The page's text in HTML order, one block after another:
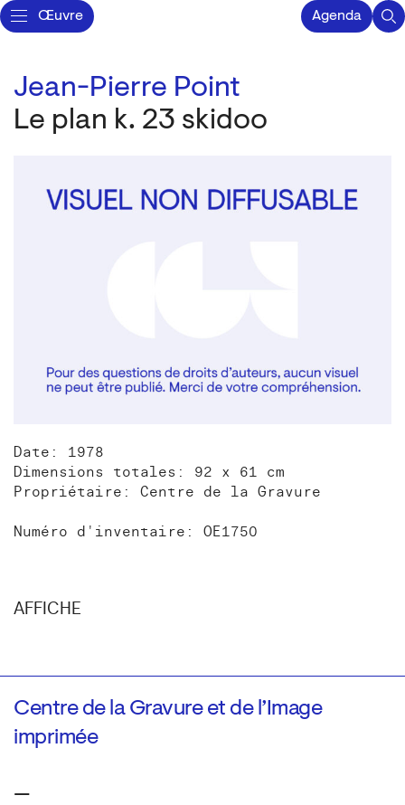
Œuvre Agenda
Jean-Pierre Point
Le plan k. 23 skidoo
Date: 1978
Dimensions totales: 92 x 61 cm
Propriétaire: Centre de la Gravure
Numéro d'inventaire: OE1750
AFFICHE
Centre de la Gravure et de l’Image
imprimée
—